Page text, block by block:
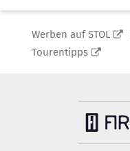
Werben auf STOL
Tourentipps